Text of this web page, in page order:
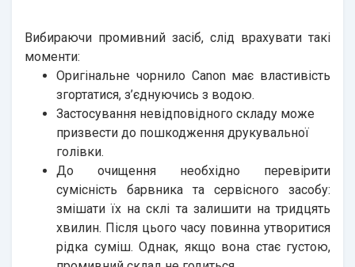
Вибираючи промивний засіб, слід врахувати такі
моменти:
Оригінальне чорнило Canon має властивість
згортатися, з’єднуючись з водою.
Застосування невідповідного складу може
призвести до пошкодження друкувальної
голівки.
До очищення необхідно перевірити
сумісність барвника та сервісного засобу:
змішати їх на склі та залишити на тридцять
хвилин. Після цього часу повинна утворитися
рідка суміш. Однак, якщо вона стає густою,